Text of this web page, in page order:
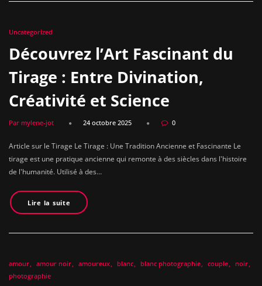
Uncategorized
Découvrez l’Art Fascinant du
Tirage : Entre Divination,
Créativité et Science
Par mylene-jot 24 octobre 2025 0
Article sur le Tirage Le Tirage : Une Tradition Ancienne et Fascinante Le
tirage est une pratique ancienne qui remonte à des siècles dans l'histoire
de l'humanité. Utilisé à des…
Lire la suite
amour amour noir amoureux blanc blanc photographie couple
noir
photographie